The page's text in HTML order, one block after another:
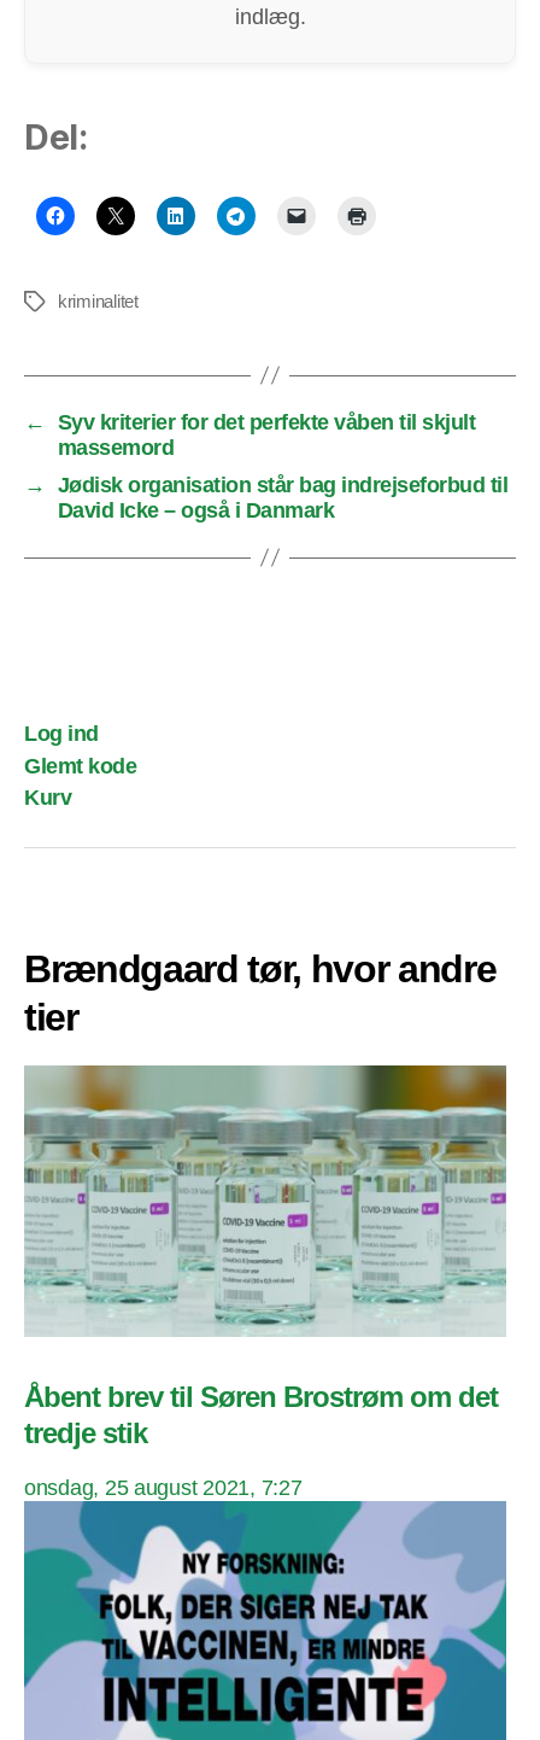
indlæg.
Del:
Tags kriminalitet
←
Syv kriterier for det perfekte våben til skjult
massemord
→
Jødisk organisation står bag indrejseforbud til
David Icke – også i Danmark
Log ind
Glemt kode
Kurv
Brændgaard tør, hvor andre
tier
Åbent brev til Søren Brostrøm om det
tredje stik
onsdag, 25 august 2021, 7:27